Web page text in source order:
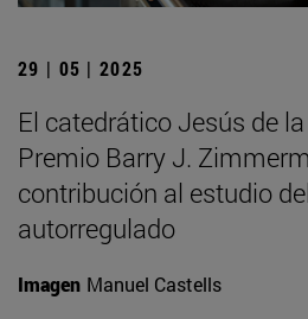
29 | 05 | 2025
El catedrático Jesús de
Premio Barry J.
contribución al estudio
autorregulado
Imagen Manuel Castells